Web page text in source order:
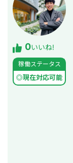
0いいね!
稼働ステータス
◎現在対応可能